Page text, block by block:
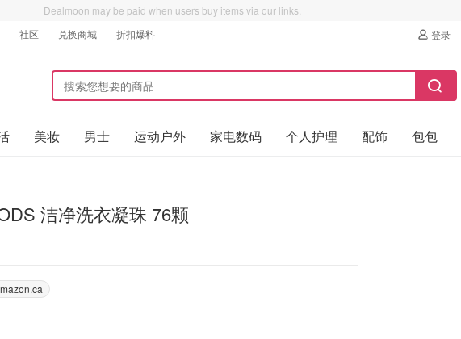
Dealmoon may be paid when users buy items via our links.
社区 兑换商城 折扣爆料 登录
美妆 男士 运动户外 家电数码 个人护理 配饰 包包
洁净洗衣凝珠 76颗